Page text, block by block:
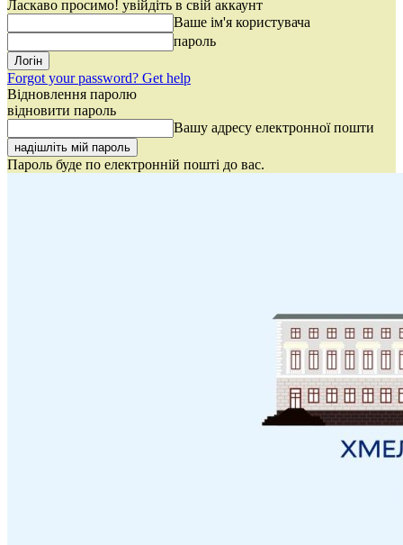
Ласкаво просимо! увійдіть в свій аккаунт
Ваше ім'я користувача
пароль
Forgot your password? Get help
Відновлення паролю
відновити пароль
Вашу адресу електронної пошти
Пароль буде по електронній пошті до вас.